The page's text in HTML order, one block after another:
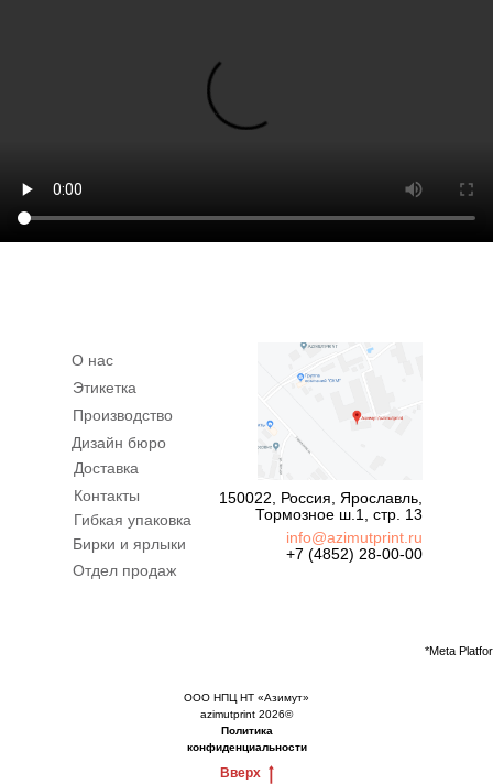
О нас
Этикетка
Производство
Дизайн бюро
Доставка
Контакты
info@azimutprint.ru
+7 (4852) 28-00-00
ООО НПЦ НТ «Азимут»
azimutprint 2026©
Политика
конфиденциальности
150022, Россия, Ярославль,
Тормозное ш.1, стр. 13
Гибкая упаковка
Бирки и ярлыки
Отдел продаж
*Meta
Вверх